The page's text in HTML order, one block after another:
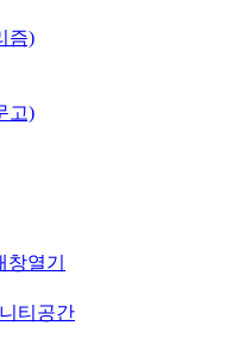
즘)
고)
티공간